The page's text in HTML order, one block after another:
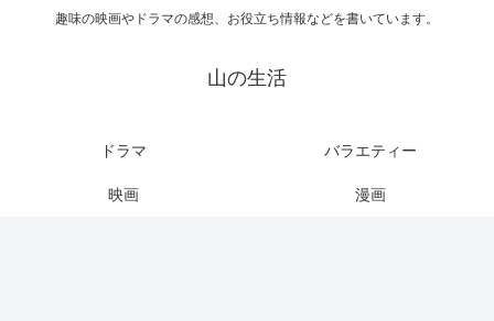
趣味の映画やドラマの感想、お役立ち情報などを書いています。
山の生活
ドラマ バラエティー
映画 漫画